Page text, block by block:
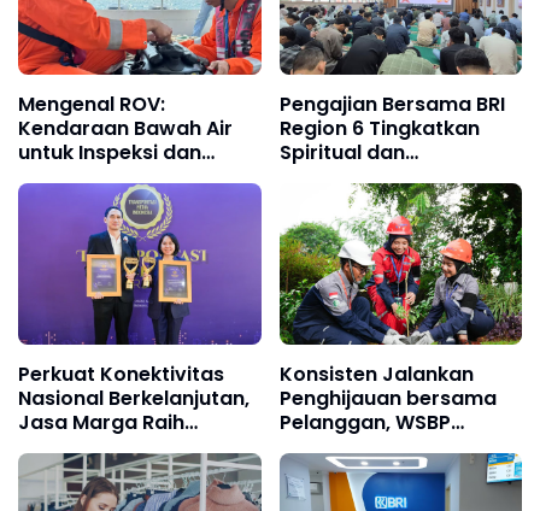
Mengenal ROV:
Kendaraan Bawah Air
untuk Inspeksi dan
Survei Industri
Pengajian Bersama BRI
Region 6 Tingkatkan
Spiritual dan
Silaturahmi Pekerja
Perkuat Konektivitas
Nasional Berkelanjutan,
Jasa Marga Raih
Transportasi Indonesia
Award 2026
Konsisten Jalankan
Penghijauan bersama
Pelanggan, WSBP
Tanam Lebih Dari 2 Ribu
Pohon Sepanjang
Semester I 2026